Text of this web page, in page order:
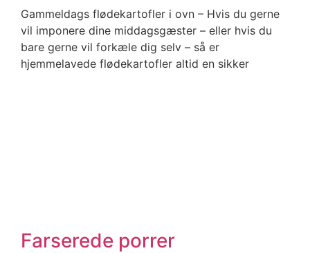
Gammeldags flødekartofler i ovn – Hvis du gerne
vil imponere dine middagsgæster – eller hvis du
bare gerne vil forkæle dig selv – så er
hjemmelavede flødekartofler altid en sikker
Farserede porrer